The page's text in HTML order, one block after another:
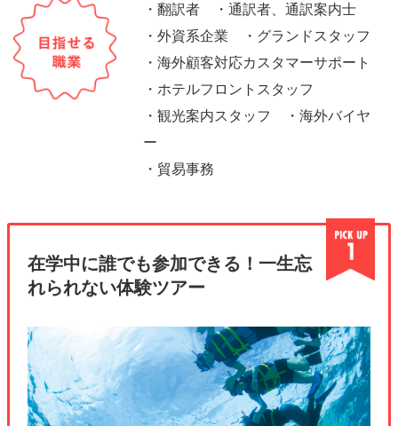
・翻訳者 ・通訳者、通訳案内士
・外資系企業 ・グランドスタッフ
・海外顧客対応カスタマーサポート
・ホテルフロントスタッフ
・観光案内スタッフ ・海外バイヤ
ー
・貿易事務
在学中に誰でも参加できる！一生忘
れられない体験ツアー